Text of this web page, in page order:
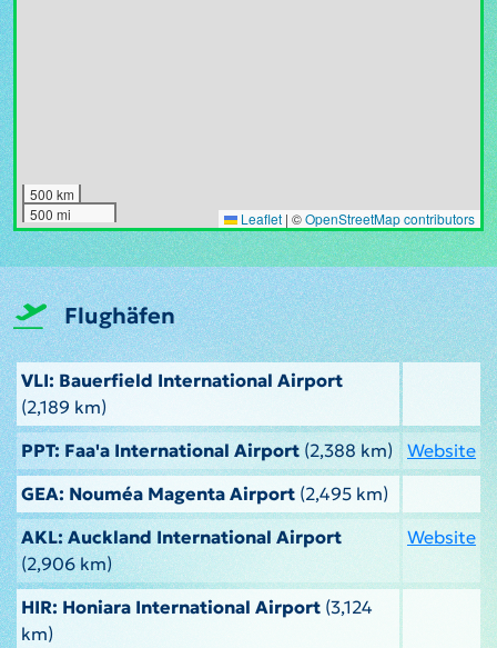
500 km
500 mi
Leaflet | ©OpenStreetMap contributors
Flughäfen
VLI: Bauerfield International Airport
(2,189 km)
PPT: Faa'a International Airport(2,388 km)
Website
GEA: Nouméa Magenta Airport (2,495 km)
AKL: Auckland International Airport
(2,906 km)
Website
HIR: Honiara International Airport (3,124
km)